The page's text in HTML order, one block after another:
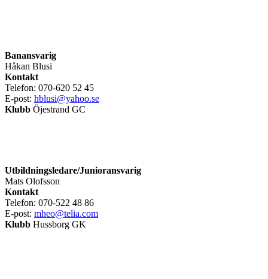
Banansvarig
Håkan Blusi
Kontakt
Telefon: 070-620 52 45
E-post: hblusi@yahoo.se
Klubb Öjestrand GC
Utbildningsledare/Junioransvarig
Mats Olofsson
Kontakt
Telefon: 070-522 48 86
E-post: mheo@telia.com
Klubb Hussborg GK